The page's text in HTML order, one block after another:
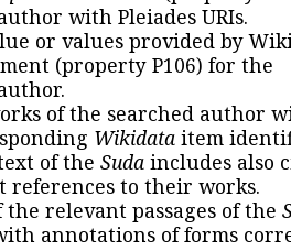
with Pleiades URIs.
or values provided by
(property P106) for the
of the searched author
Wikidata item
of the Suda includes also
references to their works.
the relevant passages of the
annotations of forms